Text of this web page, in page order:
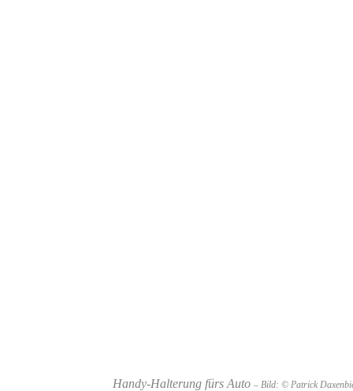
Handy-Halterung fürs Auto – Bild: © Patrick